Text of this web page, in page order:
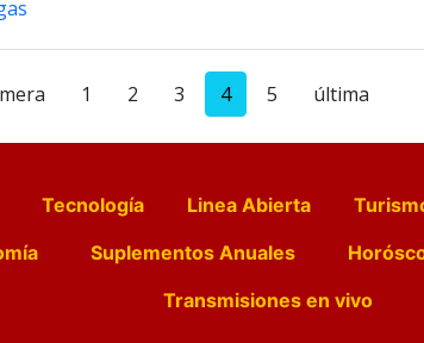
1 2 3 4 5 última
Tecnología Linea Abierta
Suplementos Anuales
Transmisiones en vivo